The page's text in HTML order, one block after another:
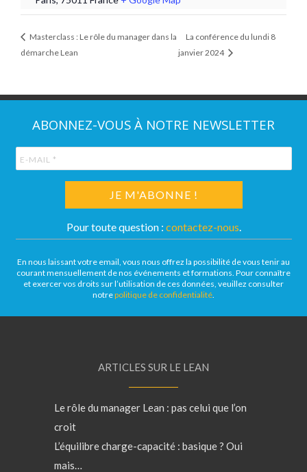
Masterclass : Le rôle du manager dans la
démarche Lean
La conférence du lundi 8
janvier 2024
ABONNEZ-VOUS À NOTRE NEWSLETTER
Pour toute question : contactez-nous.
En nous laissant votre email, vous nous offrez la possibilité de vous tenir au
courant mensuellement de nos événements et formations. Pour connaître
et exercer vos droits sur l’utilisation de ces données, veuillez consulter
notrepolitique de confidentialité.
ARTICLES SUR LE LEAN
Le rôle du manager Lean : pas celui que l’on
croit
L’équilibre charge-capacité : basique ? Oui
mais…